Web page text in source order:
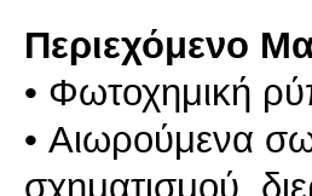
Περιεχόμενο
• Φωτοχημική
• Aιωρούμενα
σχηματισμού,